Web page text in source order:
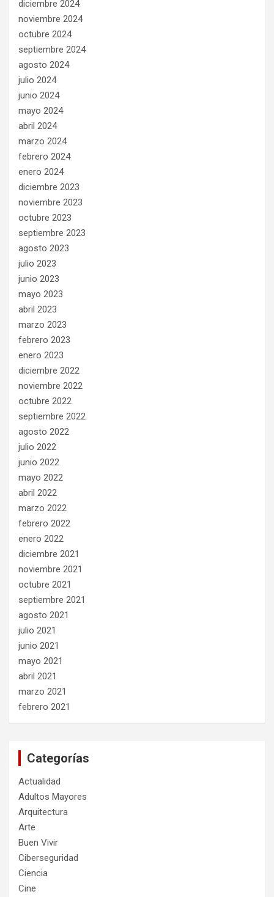
diciembre 2024
noviembre 2024
octubre 2024
septiembre 2024
agosto 2024
julio 2024
junio 2024
mayo 2024
abril 2024
marzo 2024
febrero 2024
enero 2024
diciembre 2023
noviembre 2023
octubre 2023
septiembre 2023
agosto 2023
julio 2023
junio 2023
mayo 2023
abril 2023
marzo 2023
febrero 2023
enero 2023
diciembre 2022
noviembre 2022
octubre 2022
septiembre 2022
agosto 2022
julio 2022
junio 2022
mayo 2022
abril 2022
marzo 2022
febrero 2022
enero 2022
diciembre 2021
noviembre 2021
octubre 2021
septiembre 2021
agosto 2021
julio 2021
junio 2021
mayo 2021
abril 2021
marzo 2021
febrero 2021
Categorías
Actualidad
Adultos Mayores
Arquitectura
Arte
Buen Vivir
Ciberseguridad
Ciencia
Cine